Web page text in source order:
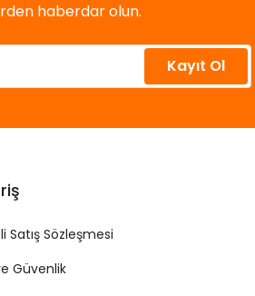
haberdar olun.
Kayıt Ol
Satış Sözleşmesi
Güvenlik